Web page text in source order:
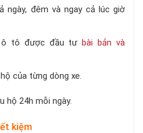
ngày, đêm và ngay cả lúc giờ
ô tô được đầu tưbài bản và
của từng dòng xe.
hộ 24h mỗi ngày.
kiệm